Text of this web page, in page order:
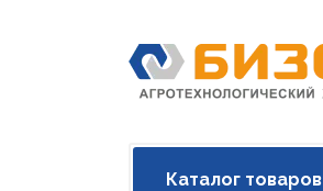
Каталог товаров